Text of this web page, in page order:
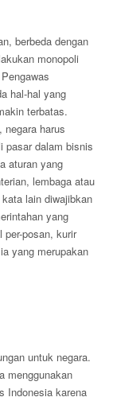
berbeda dengan
monopoli
hal-hal yang
terbatas.
negara harus
pasar dalam bisnis
aturan yang
lembaga atau
lain diwajibkan
yang
per-posan, kurir
yang merupakan
untuk negara.
menggunakan
Indonesia karena